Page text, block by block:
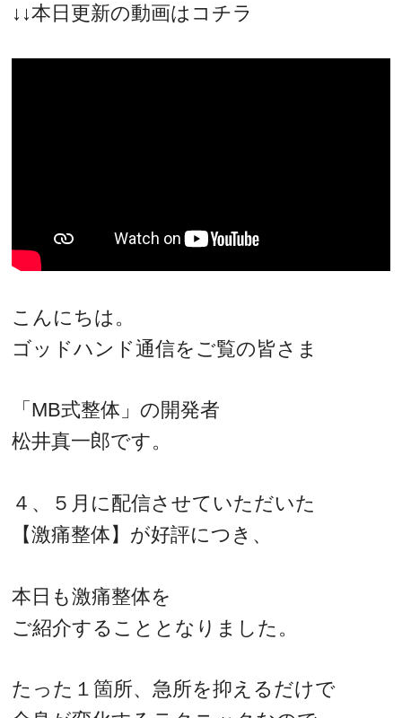
↓↓本日更新の動画はコチラ
こんにちは。
ゴッドハンド通信をご覧の皆さま
「MB式整体」の開発者
松井真一郎です。
４、５月に配信させていただいた
【激痛整体】が好評につき、
本日も激痛整体を
ご紹介することとなりました。
たった１箇所、急所を抑えるだけで